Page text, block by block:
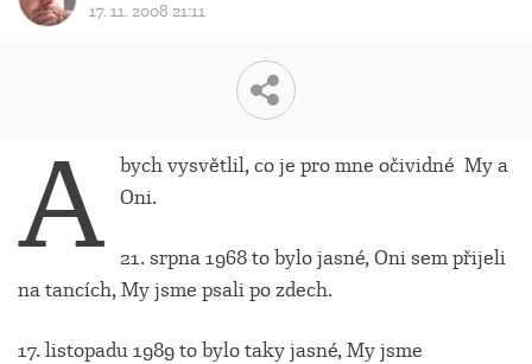
17. 11. 2008 21:11
A
bych vysvětlil, co je pro mne očividné My a
Oni.
21. srpna 1968 to bylo jasné, Oni sem přijeli
na tancích, My jsme psali po zdech.
17. listopadu 1989 to bylo taky jasné, My jsme